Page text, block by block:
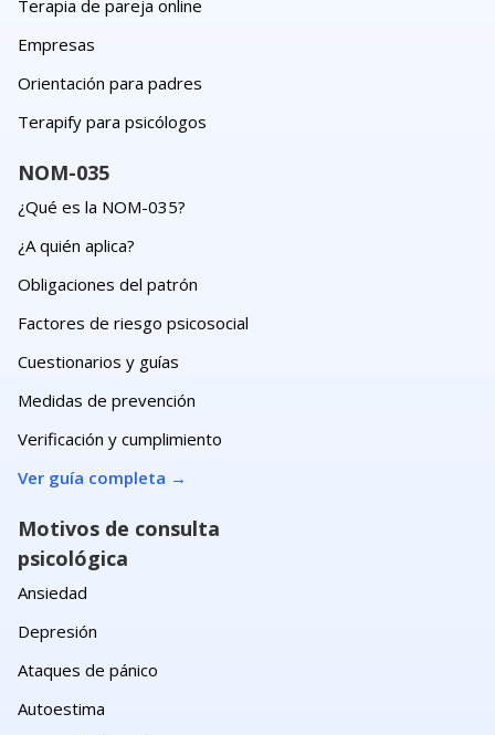
Terapia de pareja online
Empresas
Orientación para padres
Terapify para psicólogos
NOM-035
¿Qué es la NOM-035?
¿A quién aplica?
Obligaciones del patrón
Factores de riesgo psicosocial
Cuestionarios y guías
Medidas de prevención
Verificación y cumplimiento
Ver guía completa →
Motivos de consulta
psicológica
Ansiedad
Depresión
Ataques de pánico
Autoestima